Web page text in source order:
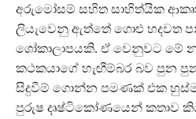
අරුමෝසම් සහිත සාහිත්යික
ලියැවෙනු ඇත්තේ ගොළු හදවත
ශෝකාලාපයකි. ඒ වෙනුවට මේ
කථකයාගේ හැඟීම්බර බව පුන
සිදුවීම් ගොන්න පමණක් එක
පුරුෂ දෘෂ්ටිකෝණයෙන් කතාව